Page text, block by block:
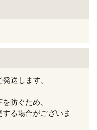
送します。
防ぐため、
る場合がございま